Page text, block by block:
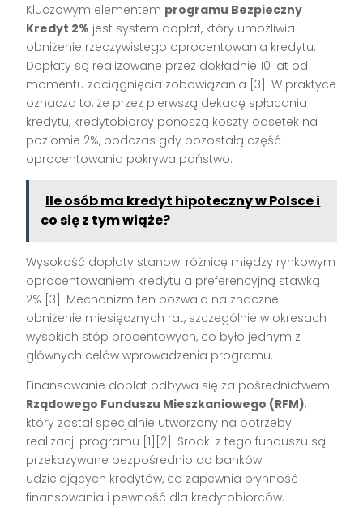
Kluczowym elementem programu Bezpieczny
Kredyt 2% jest system dopłat, który umożliwia
obniżenie rzeczywistego oprocentowania kredytu.
Dopłaty są realizowane przez dokładnie 10 lat od
momentu zaciągnięcia zobowiązania [3]. W praktyce
oznacza to, że przez pierwszą dekadę spłacania
kredytu, kredytobiorcy ponoszą koszty odsetek na
poziomie 2%, podczas gdy pozostałą część
oprocentowania pokrywa państwo.
Ile osób ma kredyt hipoteczny w Polsce i
co się z tym wiąże?
Wysokość dopłaty stanowi różnicę między rynkowym
oprocentowaniem kredytu a preferencyjną stawką
2% [3]. Mechanizm ten pozwala na znaczne
obniżenie miesięcznych rat, szczególnie w okresach
wysokich stóp procentowych, co było jednym z
głównych celów wprowadzenia programu.
Finansowanie dopłat odbywa się za pośrednictwem
Rządowego Funduszu Mieszkaniowego (RFM),
który został specjalnie utworzony na potrzeby
realizacji programu [1][2]. Środki z tego funduszu są
przekazywane bezpośrednio do banków
udzielających kredytów, co zapewnia płynność
finansowania i pewność dla kredytobiorców.